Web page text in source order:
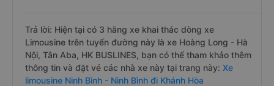
Trả lời: Hiện tại có 3 hãng xe khai thác dòng xe
Limousine trên tuyến đường này là xe Hoàng Long - Hà
Nội, Tân Aba, HK BUSLINES, bạn có thể tham khảo thêm
thông tin và đặt vé các nhà xe này tại trang này: Xe
limousine Ninh Bình - Ninh Bình đi Khánh Hòa